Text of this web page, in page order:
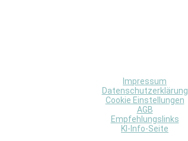
Impressum
Datenschutzerklärung
Cookie Einstellungen
AGB
Empfehlungslinks
KI-Info-Seite